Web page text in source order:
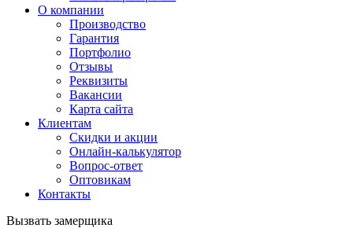
О компании
Производство
Гарантия
Портфолио
Отзывы
Реквизиты
Вакансии
Карта сайта
Клиентам
Скидки и акции
Онлайн-калькулятор
Вопрос-ответ
Оптовикам
Контакты
Вызвать замерщика